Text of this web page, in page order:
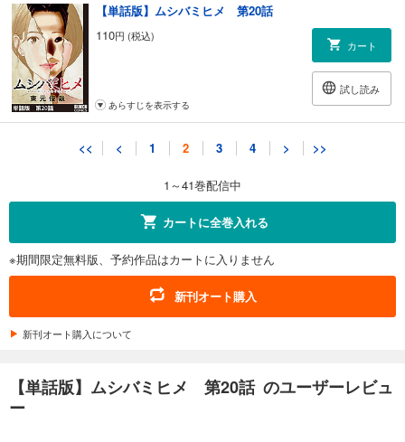
【単話版】ムシバミヒメ 第20話
110円 (税込)
カート
試し読み
あらすじを表示する
【単話版】ムシバミヒメ 第21話
【単話版】ムシバミヒメ 第22話
円 (税込)
【単話版】ムシバミヒメ 第23話
<< < 1 2 3 4 > >>
1～41巻配信中
カートに全巻入れる
※期間限定無料版、予約作品はカートに入りません
新刊オート購入
新刊オート購入について
【単話版】ムシバミヒメ 第20話 のユーザーレビュ
ー